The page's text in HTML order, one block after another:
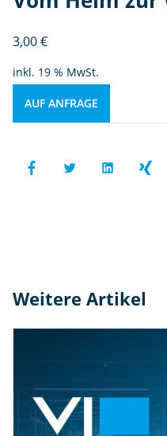
3,00€
inkl. 19 % MwSt.
AUF ANFRAGE
Weitere Artikel